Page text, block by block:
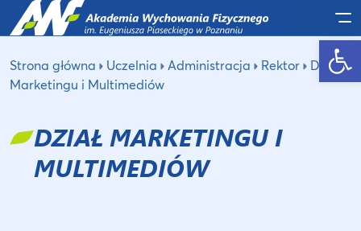
Otwórz pasek narzędzi
Strona główna Uczelnia Administracja Rektor
Dział
Marketingu i Multimediów
DZIAŁ MARKETINGU I
MULTIMEDIÓW